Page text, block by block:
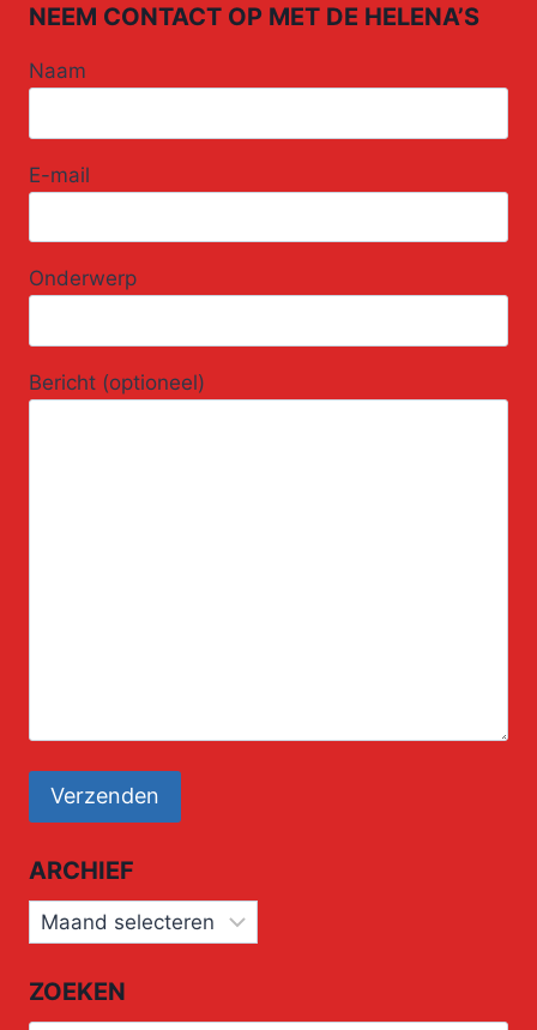
NEEM CONTACT OP MET DE HELENA’S
Naam
E-mail
Onderwerp
Bericht (optioneel)
ARCHIEF
Archief
ZOEKEN